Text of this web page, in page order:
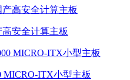
安全计算主板
MICRO-ITX小型主板